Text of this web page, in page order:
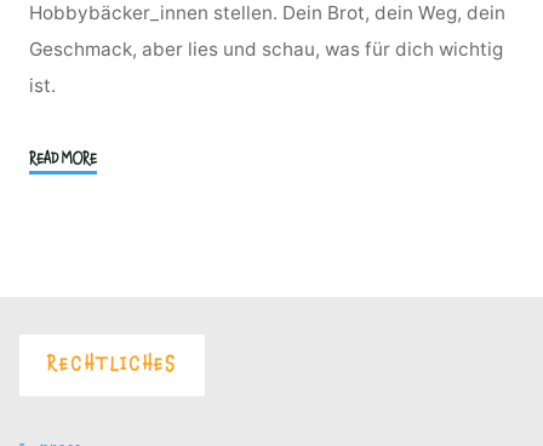
Hobbybäcker_innen stellen. Dein Brot, dein Weg, dein
Geschmack, aber lies und schau, was für dich wichtig
ist.
READ MORE"Was
und
RECHTLICHES